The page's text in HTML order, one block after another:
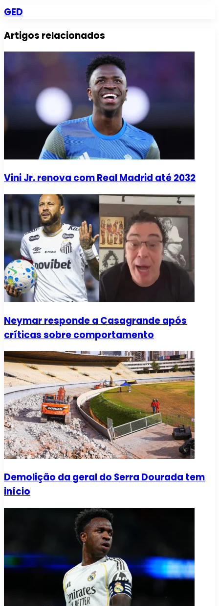
GED
Artigos relacionados
Vini Jr. renova com Real Madrid até 2032
Neymar responde a Casagrande após
críticas sobre comportamento
Demolição da geral do Serra Dourada tem
início